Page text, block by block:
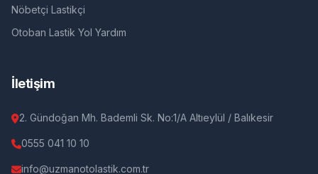
Nöbetçi Lastikçi
Otoban Lastik Yol Yardım
İletişim
2. Gündoğan Mh. Bademli Sk. No:1/A Altıeylül / Balıkesir
0555 041 10 10
info@uzmanotolastik.com.tr